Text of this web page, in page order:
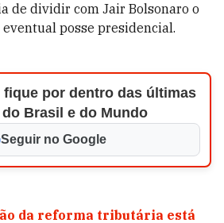
de dividir com Jair Bolsonaro o
posse presidencial.
fique por dentro das últimas
Brasil e do Mundo
Seguir no Google
da reforma tributária está